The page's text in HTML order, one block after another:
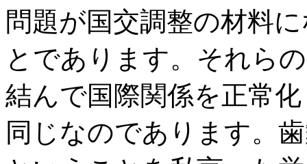
問題が国交調整の材料
とであります。それら
結んで国際関係を正常
同じなのであります。